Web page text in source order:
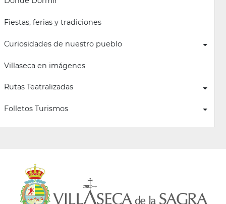
Fiestas, ferias y tradiciones
Curiosidades de nuestro pueblo
Villaseca en imágenes
Rutas Teatralizadas
Folletos Turismos